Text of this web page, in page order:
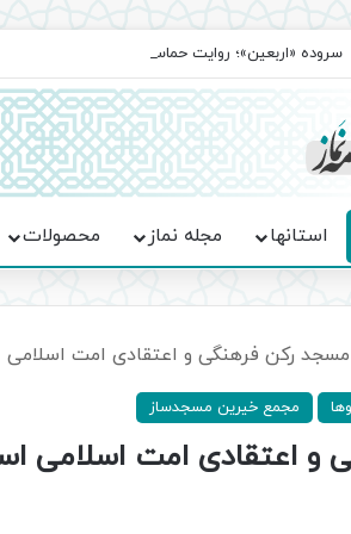
سروده‌ «اربعین»؛ روایت حماسه، استقامت و
استانها مجله نماز محصولات
مسجد رکن فرهنگی و اعتقادی امت
مجمع خیرین مسجدساز
و اعتقادی امت اسلامی